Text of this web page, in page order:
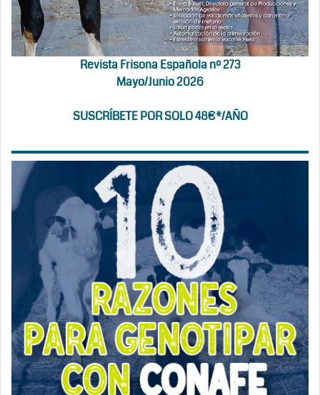
Revista Frisona Española nº 273
Mayo/Junio 2026
SUSCRÍBETE POR SOLO 48€*/AÑO